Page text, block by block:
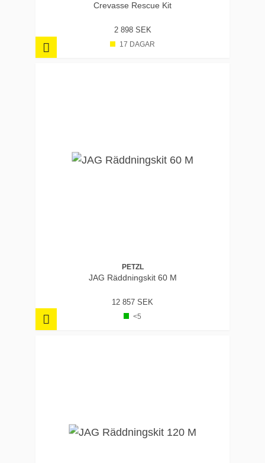
Crevasse Rescue Kit
2 898 SEK
17 DAGAR
PETZL
JAG Räddningskit 60 M
12 857 SEK
<5